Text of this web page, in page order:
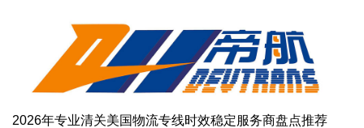
2026年专业清关美国物流专线时效稳定服务商盘点推荐